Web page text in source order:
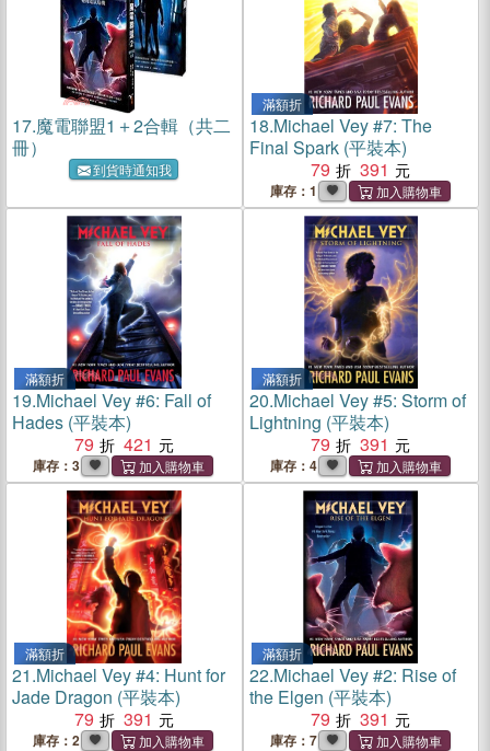
17.魔電聯盟1＋2合輯（共二
冊）
到貨時通知我
滿額折
18.Michael Vey #7: The
Final Spark (平裝本)
79
391
庫存：1
滿額折
19.Michael Vey #6: Fall of
Hades (平裝本)
79
421
庫存：3
滿額折
20.Michael Vey #5: Storm of
Lightning (平裝本)
79
391
庫存：4
滿額折
21.Michael Vey #4: Hunt for
Jade Dragon (平裝本)
79
391
庫存：2
滿額折
22.Michael Vey #2: Rise of
the Elgen (平裝本)
79
391
庫存：7